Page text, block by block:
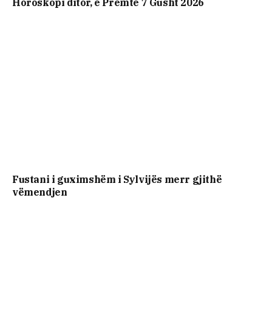
Fustani i guximshëm i Sylvijës merr gjithë
vëmendjen